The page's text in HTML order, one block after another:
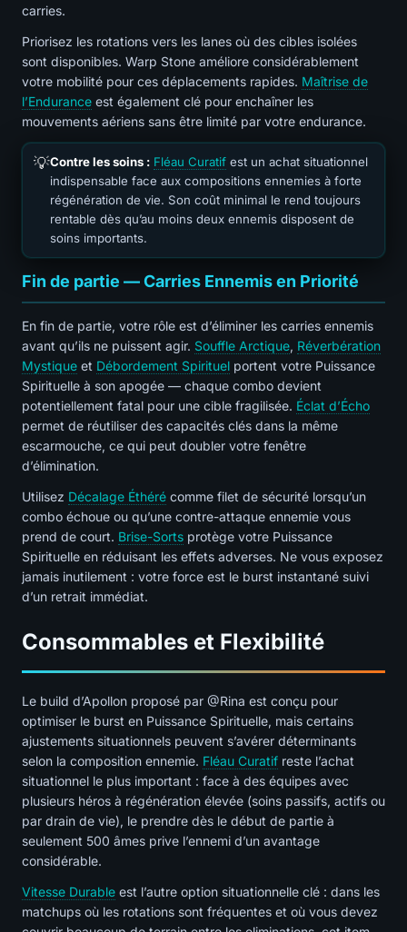
carries.
Priorisez les rotations vers les lanes où des cibles isolées
sont disponibles. Warp Stone améliore considérablement
votre mobilité pour ces déplacements rapides. Maîtrise de
l’Endurance est également clé pour enchaîner les
mouvements aériens sans être limité par votre endurance.
💡Contre les soins : Fléau Curatif est un achat situationnel
indispensable face aux compositions ennemies à forte
régénération de vie. Son coût minimal le rend toujours
rentable dès qu’au moins deux ennemis disposent de
soins importants.
Fin de partie — Carries Ennemis en Priorité
En fin de partie, votre rôle est d’éliminer les carries ennemis
avant qu’ils ne puissent agir. Souffle Arctique, Réverbération
Mystique et Débordement Spirituel portent votre Puissance
Spirituelle à son apogée — chaque combo devient
potentiellement fatal pour une cible fragilisée. Éclat d’Écho
permet de réutiliser des capacités clés dans la même
escarmouche, ce qui peut doubler votre fenêtre
d’élimination.
Utilisez Décalage Éthéré comme filet de sécurité lorsqu’un
combo échoue ou qu’une contre-attaque ennemie vous
prend de court. Brise-Sorts protège votre Puissance
Spirituelle en réduisant les effets adverses. Ne vous exposez
jamais inutilement : votre force est le burst instantané suivi
d’un retrait immédiat.
Consommables et Flexibilité
Le build d’Apollon proposé par @Rina est conçu pour
optimiser le burst en Puissance Spirituelle, mais certains
ajustements situationnels peuvent s’avérer déterminants
selon la composition ennemie. Fléau Curatif reste l’achat
situationnel le plus important : face à des équipes avec
plusieurs héros à régénération élevée (soins passifs, actifs ou
par drain de vie), le prendre dès le début de partie à
seulement 500 âmes prive l’ennemi d’un avantage
considérable.
Vitesse Durable est l’autre option situationnelle clé : dans les
matchups où les rotations sont fréquentes et où vous devez